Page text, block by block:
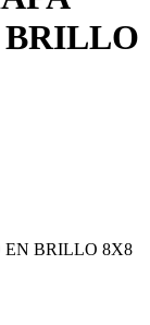
BRILLO
EN BRILLO 8X8